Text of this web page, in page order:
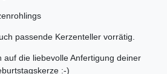
passende Kerzenteller vorrätig.
auf die liebevolle Anfertigung deiner
:-)